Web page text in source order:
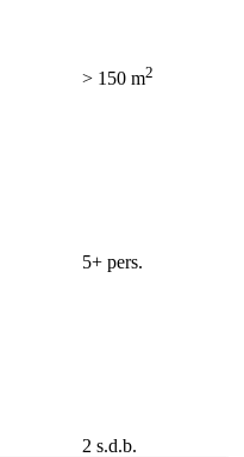
> 150 m2
5+ pers.
2 s.d.b.